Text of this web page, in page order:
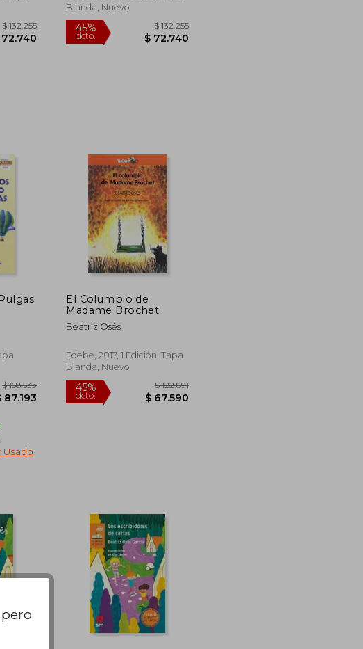
Blanda, Nuevo
$ 158.533
$ 87.193
Usado
El Columpio de
Madame Brochet
Beatriz Osés
Edebe, 2017, 1 Edición, Tapa
Blanda, Nuevo
45%
dcto.
pero